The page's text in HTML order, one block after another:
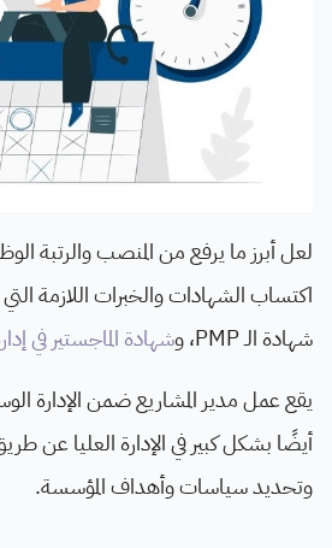
لعل أبرز ما يرفع من المنصب والرتبة
اكتساب الشهادات والخبرات اللازمة
شهادة الـ PMP، و
شهادة الماجستير في
يقع عمل مدير المشاريع ضمن الإدارة
أيضًا بشكل كبير في الإدارة العليا عن
وتحديد سياسات وأهداف المؤسسة.